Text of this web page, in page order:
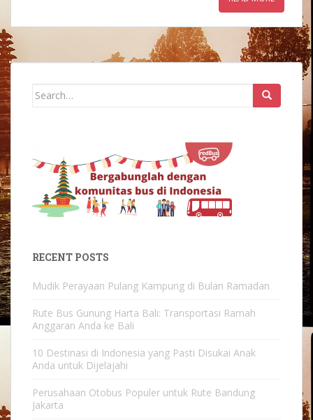
Search
RECENT POSTS
Mudik Perayaan Pulang Kampung di Bulan Ramadan
Rute Bus Gunung Harta Bali: Transportasi Ramah
Anggaran Anda ke Bali
10 Destinasi di Indonesia yang Pasti Disukai Anak
Anda untuk Dijelajahi
Perusahaan Otobus Populer untuk Rute Bandung
Jakarta